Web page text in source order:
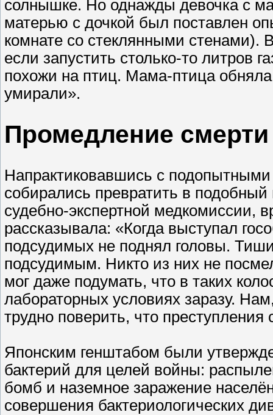
солнышке. Но однажды девочка с
матерью с дочкой был поставлен
комнате со стеклянными стенами).
если запустить столько-то
похожи на птиц. Мама-птица
умирали».
Промедление смерти
Напрактиковавшись с
собирались превратить в
судебно-экспертной медкомиссии,
рассказывала: «Когда выступал
подсудимых не поднял головы.
подсудимым. Никто из них не
мог даже подумать, что в таких
лабораторных условиях заразу.
трудно поверить, что
Японским генштабом были
бактерий для целей войны:
бомб и наземное заражение
совершения бактериологических